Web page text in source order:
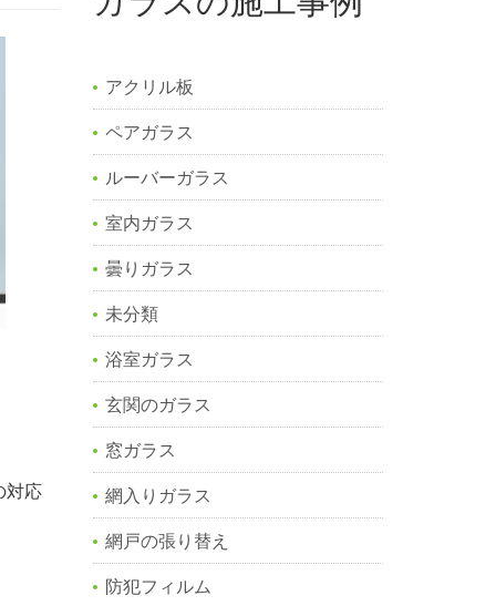
対応
アクリル板
ペアガラス
ルーバーガラス
室内ガラス
曇りガラス
未分類
浴室ガラス
玄関のガラス
窓ガラス
網入りガラス
網戸の張り替え
防犯フィルム